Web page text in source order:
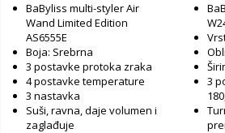
BaByliss multi-styler Air
Wand Limited Edition
AS6555E
Boja: Srebrna
3 postavke protoka zraka
4 postavke temperature
3 nastavka
Suši, ravna, daje volumen i
zaglađuje
3